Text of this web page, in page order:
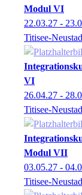
Modul VI
22.03.27 -
Titisee-
VI
26.04.27 -
Titisee-
Modul VII
03.05.27 -
Titisee-